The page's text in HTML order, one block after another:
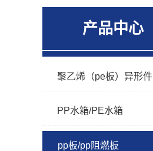
产品中心
聚乙烯（pe板）异形件
PP水箱/PE水箱
pp板/pp阻燃板